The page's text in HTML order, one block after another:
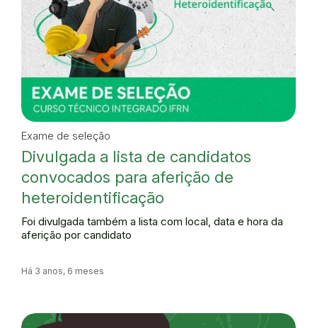
Exame de seleção
Divulgada a lista de candidatos
convocados para aferição de
heteroidentificação
Foi divulgada também a lista com local, data e hora da
aferição por candidato
Há 3 anos, 6 meses